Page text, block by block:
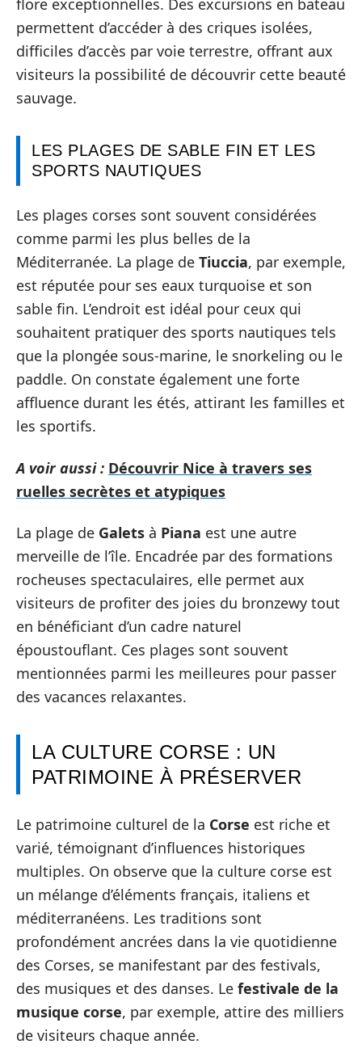
permettent d’accéder à des criques isolées,
difficiles d’accès par voie terrestre, offrant aux
visiteurs la possibilité de découvrir cette beauté
sauvage.
LES PLAGES DE SABLE FIN ET LES
SPORTS NAUTIQUES
Les plages corses sont souvent considérées
comme parmi les plus belles de la
Méditerranée. La plage de Tiuccia, par exemple,
est réputée pour ses eaux turquoise et son
sable fin. L’endroit est idéal pour ceux qui
souhaitent pratiquer des sports nautiques tels
que la plongée sous-marine, le snorkeling ou le
paddle. On constate également une forte
affluence durant les étés, attirant les familles et
les sportifs.
A voir aussi : Découvrir Nice à travers ses
ruelles secrètes et atypiques
La plage de Galets à Piana est une autre
merveille de l’île. Encadrée par des formations
rocheuses spectaculaires, elle permet aux
visiteurs de profiter des joies du bronzewy tout
en bénéficiant d’un cadre naturel
époustouflant. Ces plages sont souvent
mentionnées parmi les meilleures pour passer
des vacances relaxantes.
LA CULTURE CORSE : UN
PATRIMOINE À PRÉSERVER
Le patrimoine culturel de la Corse est riche et
varié, témoignant d’influences historiques
multiples. On observe que la culture corse est
un mélange d’éléments français, italiens et
méditerranéens. Les traditions sont
profondément ancrées dans la vie quotidienne
des Corses, se manifestant par des festivals,
des musiques et des danses. Le festivale de la
musique corse, par exemple, attire des milliers
de visiteurs chaque année.